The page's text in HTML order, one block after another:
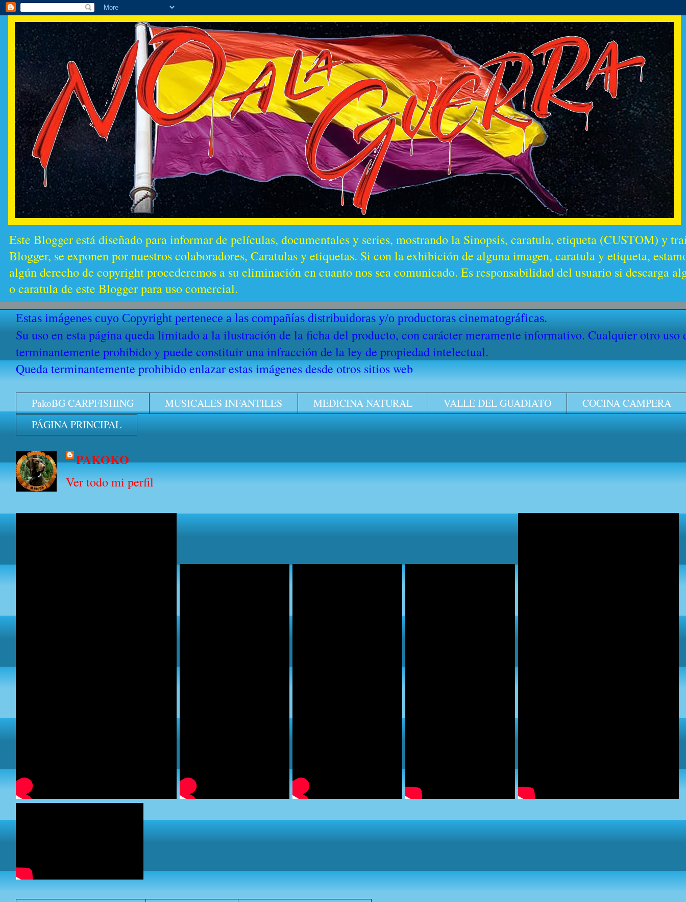
Este Blogger está diseñado para informar de películas, documentales y series, mostrando la Sinopsis, caratula, etiqueta (CUSTOM) y
Blogger, se exponen por nuestros colaboradores, Caratulas y etiquetas. Si con la exhibición de alguna imagen, caratula y etiqueta,
algún derecho de copyright procederemos a su eliminación en cuanto nos sea comunicado. Es responsabilidad del usuario si descarga
o caratula de este Blogger para uso comercial.
Estas imágenes cuyo Copyright pertenece a las compañías distribuidoras y/o productoras cinematográficas.
Su uso en esta página queda limitado a la ilustración de la ficha del producto, con carácter meramente informativo. Cualquier otro uso
terminantemente prohibido y puede constituir una infracción de la ley de propiedad intelectual.
Queda terminantemente prohibido enlazar estas imágenes desde otros sitios web
PakoBG CARPFISHING MUSICALES INFANTILES MEDICINA NATURAL VALLE DEL GUADIATO
COCINA CAMPERA
PÁGINA PRINCIPAL
PAKOKO
Ver todo mi perfil